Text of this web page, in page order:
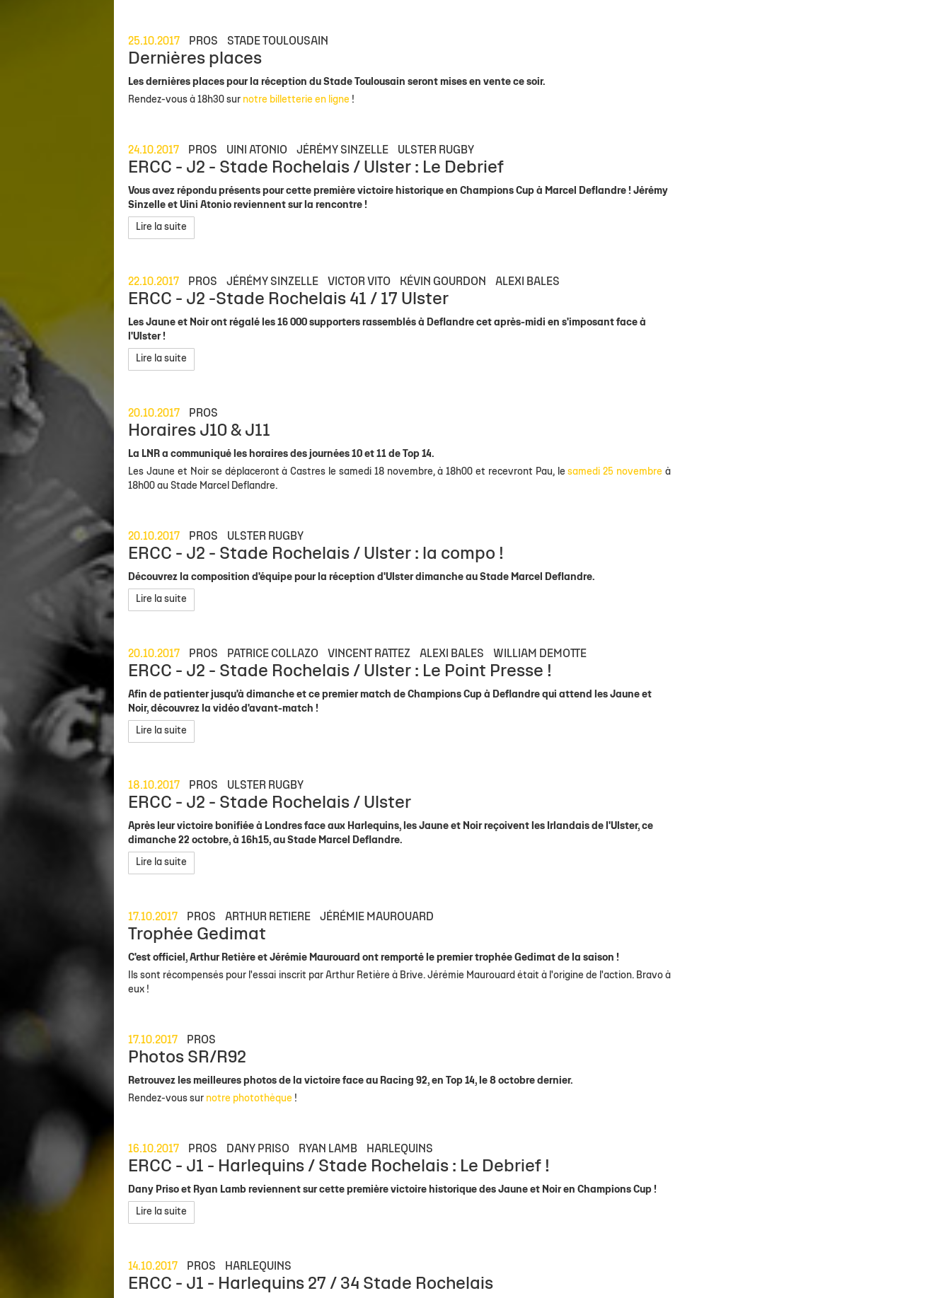
25.10.2017 PROS STADE TOULOUSAIN
Dernières places
Les dernières places pour la réception du Stade Toulousain seront mises en vente ce soir.
Rendez-vous à 18h30 sur notre billetterie en ligne !
24.10.2017 PROS UINI ATONIO JÉRÉMY SINZELLE ULSTER RUGBY
ERCC - J2 - Stade Rochelais / Ulster : Le Debrief
Vous avez répondu présents pour cette première victoire historique en Champions Cup à Marcel Deflandre ! Jérémy
Sinzelle et Uini Atonio reviennent sur la rencontre !
Lire la suite
22.10.2017 PROS JÉRÉMY SINZELLE VICTOR VITO KÉVIN GOURDON ALEXI BALES
ERCC - J2 -Stade Rochelais 41 / 17 Ulster
Les Jaune et Noir ont régalé les 16 000 supporters rassemblés à Deflandre cet après-midi en s'imposant face à
l'Ulster !
Lire la suite
20.10.2017 PROS
Horaires J10 & J11
La LNR a communiqué les horaires des journées 10 et 11 de Top 14.
Les Jaune et Noir se déplaceront à Castres le samedi 18 novembre, à 18h00 et recevront Pau, lesamedi 25 novembre à
18h00 au Stade Marcel Deflandre.
20.10.2017 PROS ULSTER RUGBY
ERCC - J2 - Stade Rochelais / Ulster : la compo !
Découvrez la composition d'équipe pour la réception d'Ulster dimanche au Stade Marcel Deflandre.
Lire la suite
20.10.2017 PROS PATRICE COLLAZO VINCENT RATTEZ ALEXI BALES WILLIAM DEMOTTE
ERCC - J2 - Stade Rochelais / Ulster : Le Point Presse !
Afin de patienter jusqu'à dimanche et ce premier match de Champions Cup à Deflandre qui attend les Jaune et
Noir, découvrez la vidéo d'avant-match !
Lire la suite
18.10.2017 PROS ULSTER RUGBY
ERCC - J2 - Stade Rochelais / Ulster
Après leur victoire bonifiée à Londres face aux Harlequins, les Jaune et Noir reçoivent les Irlandais de l'Ulster, ce
dimanche 22 octobre, à 16h15, au Stade Marcel Deflandre.
Lire la suite
17.10.2017 PROS ARTHUR RETIERE JÉRÉMIE MAUROUARD
Trophée Gedimat
C'est officiel, Arthur Retière et Jérémie Maurouard ont remporté le premier trophée Gedimat de la saison !
Ils sont récompensés pour l'essai inscrit par Arthur Retière à Brive. Jérémie Maurouard était à l'origine de l'action. Bravo à
eux !
17.10.2017 PROS
Photos SR/R92
Retrouvez les meilleures photos de la victoire face au Racing 92, en Top 14, le 8 octobre dernier.
Rendez-vous sur notre photothèque !
16.10.2017 PROS DANY PRISO RYAN LAMB HARLEQUINS
ERCC - J1 - Harlequins / Stade Rochelais : Le Debrief !
Dany Priso et Ryan Lamb reviennent sur cette première victoire historique des Jaune et Noir en Champions Cup !
Lire la suite
14.10.2017 PROS HARLEQUINS
ERCC - J1 - Harlequins 27 / 34 Stade Rochelais